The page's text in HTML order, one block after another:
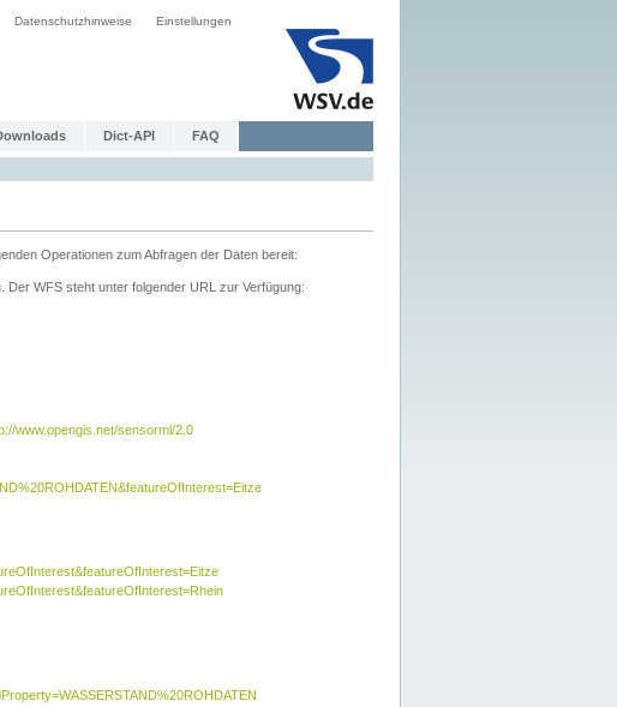
Datenschutzhinweise Einstellungen
Dict-API FAQ
Operationen zum Abfragen der Daten bereit:
WFS steht unter folgender URL zur Verfügung:
www.opengis.net/sensorml/2.0